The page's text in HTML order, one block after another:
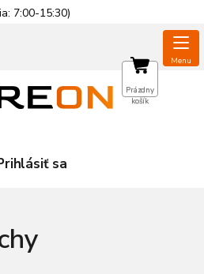
sa
NÁKUPNÝ
KOŠÍK
Prázdny
košík